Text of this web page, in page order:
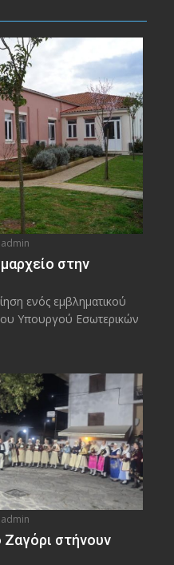
στην
ενός εμβληματικού
Υπουργού Εσωτερικών
στήνουν